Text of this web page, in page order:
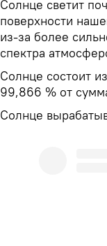
Солнце светит
поверхности
из-за более
спектра
Солнце состоит
99,866 % от
Солнце